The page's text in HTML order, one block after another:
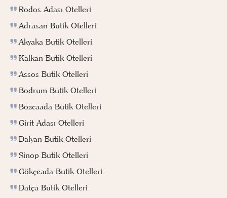
Rodos Adası Otelleri
Adrasan Butik Otelleri
Akyaka Butik Otelleri
Kalkan Butik Otelleri
Assos Butik Otelleri
Bodrum Butik Otelleri
Bozcaada Butik Otelleri
Girit Adası Otelleri
Dalyan Butik Otelleri
Sinop Butik Otelleri
Gökçeada Butik Otelleri
Datça Butik Otelleri